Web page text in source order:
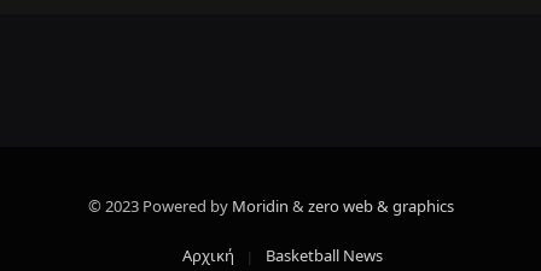
© 2023 Powered by Moridin & zero web & graphics
Αρχική Basketball News